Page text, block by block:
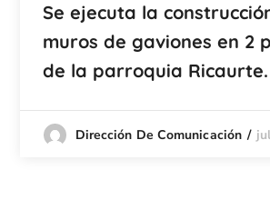
Se ejecuta la
muros de gaviones en 2
de la parroquia Ricaurte.
Dirección De Comunicación